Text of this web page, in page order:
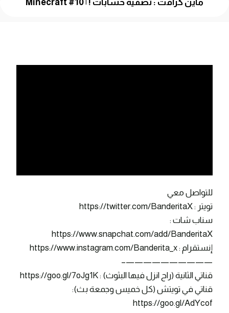
ماين كرافت : تصفية حسابات ! | Minecraft #10
للتواصل معي
تويتر : https://twitter.com/BanderitaX
سناب شات :
https://www.snapchat.com/add/BanderitaX
إنستقرام : https://www.instagram.com/Banderita_x
——————————–
قناتي الثانية (راح انزل فيها البثوث) : https://goo.gl/7oJg1K
قناتي في تويتش (كل خميس وجمعة بث):
https://goo.gl/AdYcof